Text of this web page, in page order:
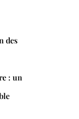
des
: un